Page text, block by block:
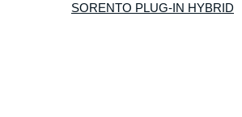
SORENTO PLUG-IN HYBRID